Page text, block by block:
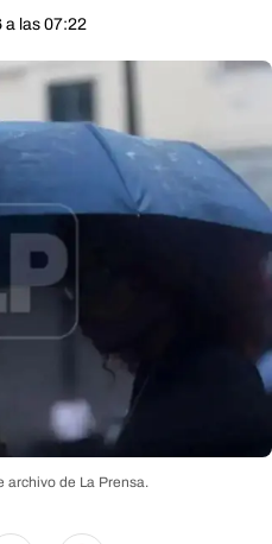
a las 07:22
archivo de La Prensa.